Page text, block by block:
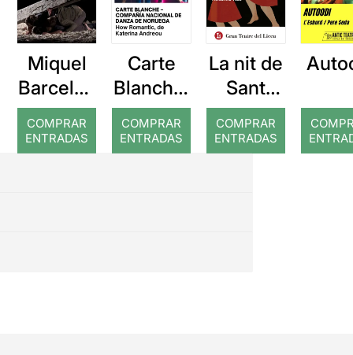
Miquel
Barcelon
a: Rojos
COMPRAR
ENTRADAS
Carte
Blanche:
How
Romanti
c
COMPRAR
ENTRADAS
La nit de
Sant
Joan
COMPRAR
ENTRADAS